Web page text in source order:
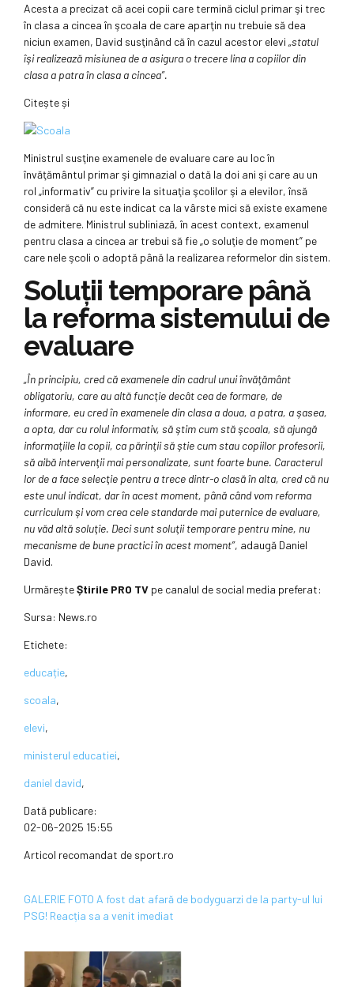
Acesta a precizat că acei copii care termină ciclul primar şi trec
în clasa a cincea în şcoala de care aparţin nu trebuie să dea
niciun examen, David susţinând că în cazul acestor elevi „statul
îşi realizează misiunea de a asigura o trecere lina a copiilor din
clasa a patra în clasa a cincea”.
Citește și
Ministrul susţine examenele de evaluare care au loc în
învăţământul primar şi gimnazial o dată la doi ani şi care au un
rol „informativ” cu privire la situaţia şcolilor şi a elevilor, însă
consideră că nu este indicat ca la vârste mici să existe examene
de admitere. Ministrul subliniază, în acest context, examenul
pentru clasa a cincea ar trebui să fie „o soluţie de moment” pe
care nele şcoli o adoptă până la realizarea reformelor din sistem.
Soluţii temporare până
la reforma sistemului de
evaluare
„În principiu, cred că examenele din cadrul unui învăţământ
obligatoriu, care au altă funcţie decât cea de formare, de
informare, eu cred în examenele din clasa a doua, a patra, a şasea,
a opta, dar cu rolul informativ, să ştim cum stă şcoala, să ajungă
informaţiile la copii, ca părinţii să ştie cum stau copiilor profesorii,
să aibă intervenţii mai personalizate, sunt foarte bune. Caracterul
lor de a face selecţie pentru a trece dintr-o clasă în alta, cred că nu
este unul indicat, dar în acest moment, până când vom reforma
curriculum şi vom crea cele standarde mai puternice de evaluare,
nu văd altă soluţie. Deci sunt soluţii temporare pentru mine, nu
mecanisme de bune practici în acest moment”, adaugă Daniel
David.
UrmăreșteȘtirile PRO TV pe canalul de social media preferat:
Sursa: News.ro
Etichete:
educație,
scoala,
elevi,
ministerul educatiei,
daniel david,
Dată publicare:
02-06-2025 15:55
Articol recomandat de sport.ro
GALERIE FOTO A fost dat afară de bodyguarzi de la party-ul lui
PSG! Reacția sa a venit imediat